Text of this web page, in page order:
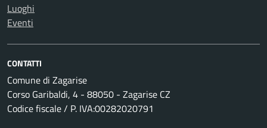
Luoghi
Eventi
CONTATTI
Comune di Zagarise
Corso Garibaldi, 4 - 88050 - Zagarise CZ
Codice fiscale / P. IVA:00282020791